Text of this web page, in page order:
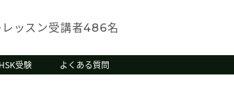
ッスン受講者486名
HSK受験 よくある質問